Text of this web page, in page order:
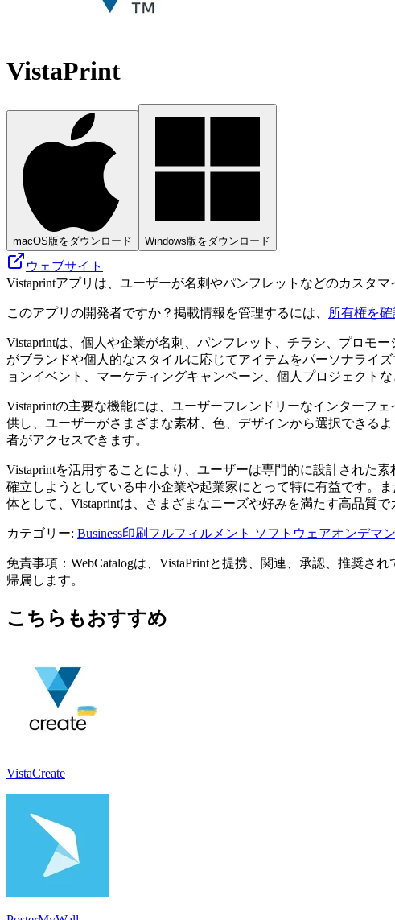
VistaPrint
macOS版をダウンロード Windows版をダウンロード
ウェブサイト
Vistaprintアプリは、ユーザーが名刺やパンフレットなどのカスタ
このアプリの開発者ですか？掲載情報を管理するには、 所有権を
Vistaprintは、個人や企業が名刺、パンフレット、チラシ、プロモ
がブランドや個人的なスタイルに応じてアイテムをパーソナライ
ョンイベント、マーケティングキャンペーン、個人プロジェクト
Vistaprintの主要な機能には、ユーザーフレンドリーなインターフ
供し、ユーザーがさまざまな素材、色、デザインから選択できる
者がアクセスできます。
Vistaprintを活用することにより、ユーザーは専門的に設計された
確立しようとしている中小企業や起業家にとって特に有益です。
体として、Vistaprintは、さまざまなニーズや好みを満たす高品質
カテゴリー: Business印刷フルフィルメント ソフトウェアオンデマ
免責事項：WebCatalogは、VistaPrintと提携、関連、承認、推奨
帰属します。
こちらもおすすめ
VistaCreate